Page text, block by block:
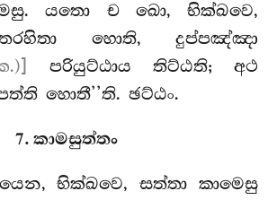
යතො ච ඛො, භික්ඛවෙ,
හොති, දුප්පඤ්ඤා
පරියුට්ඨාය තිට්ඨති; අථ
හොතී’’ති. ඡට්ඨං.
7. කාමසුත්තං
භික්ඛවෙ, සත්තා කාමෙසු